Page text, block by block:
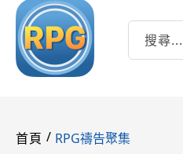
首頁 / RPG禱告聚集